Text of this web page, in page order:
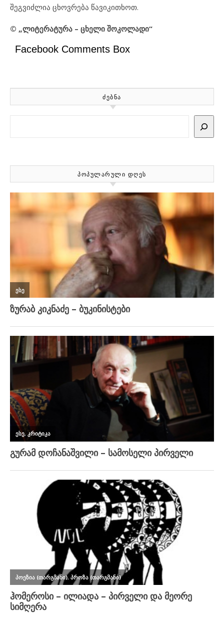
შეგვიძლია ცხოვრება წავიკითხოთ.
© „ლიტერატურა – ცხელი შოკოლადი“
Facebook Comments Box
ᲫᲔᲑᲜᲐ
ᲞᲝᲞᲣᲚᲐᲠᲣᲚᲘ ᲓᲦᲔᲡ